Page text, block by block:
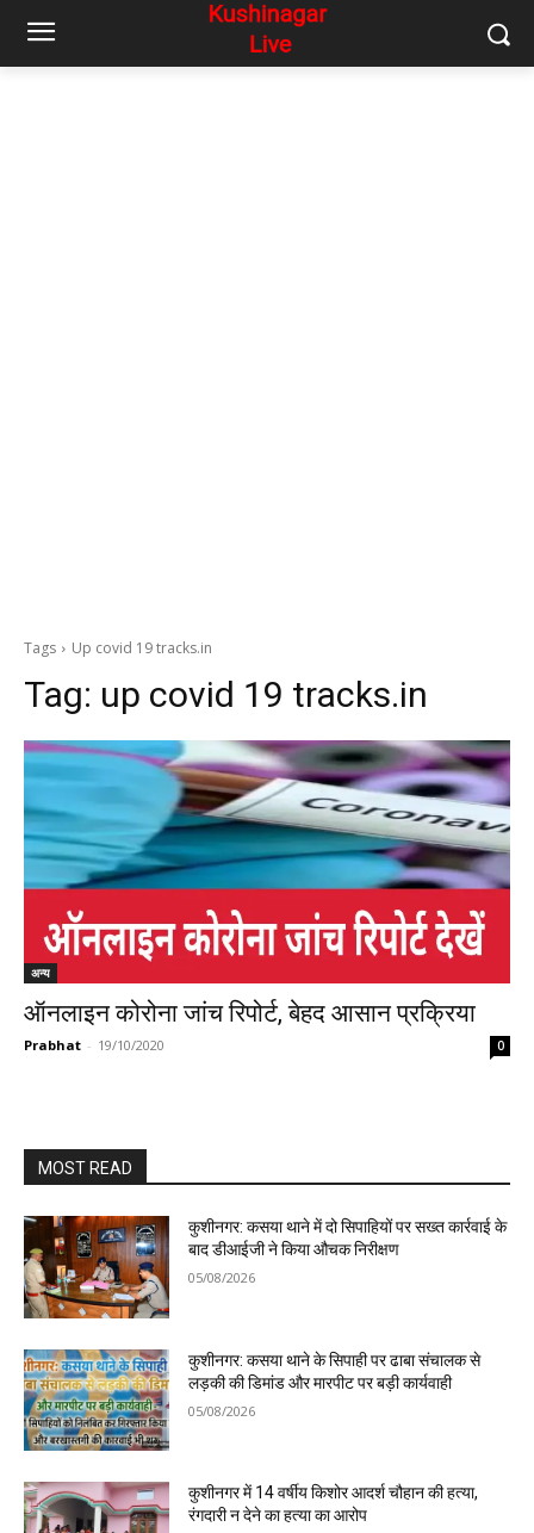
Tags Up covid 19 tracks.in
Tag: up covid 19 tracks.in
अन्य
ऑनलाइन कोरोना जांच रिपोर्ट, बेहद आसान प्रक्रिया
Prabhat - 19/10/2020 0
MOST READ
कुशीनगर: कसया थाने में दो सिपाहियों पर सख्त कार्रवाई के
बाद डीआईजी ने किया औचक निरीक्षण
05/08/2026
कुशीनगर: कसया थाने के सिपाही पर ढाबा संचालक से
लड़की की डिमांड और मारपीट पर बड़ी कार्यवाही
05/08/2026
कुशीनगर में 14 वर्षीय किशोर आदर्श चौहान की हत्या,
रंगदारी न देने का हत्या का आरोप